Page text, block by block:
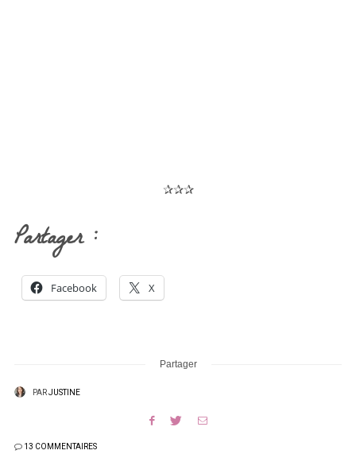
✰✰✰
Partager :
Facebook X
Partager
PARJUSTINE
13 COMMENTAIRES